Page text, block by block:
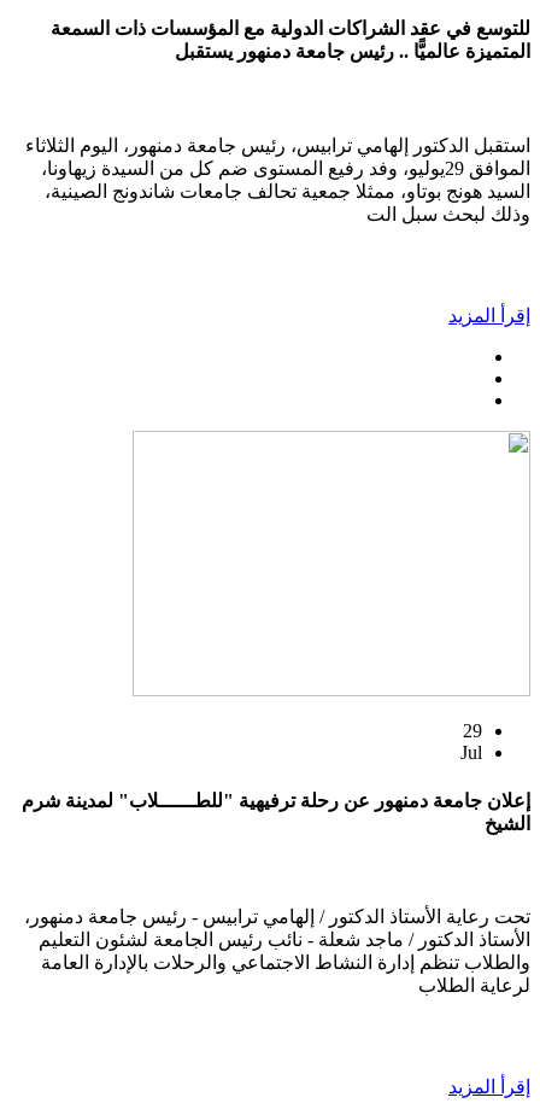
للتوسع في عقد الشراكات الدولية مع المؤسسات ذات السمعة
المتميزة عالميًّا .. رئيس جامعة دمنهور يستقبل
استقبل الدكتور إلهامي ترابيس، رئيس جامعة دمنهور، اليوم الثلاثاء
الموافق 29يوليو، وفد رفيع المستوى ضم كل من السيدة زيهاونا،
السيد هونج بوتاو، ممثلا جمعية تحالف جامعات شاندونج الصينية،
وذلك لبحث سبل الت
إقرأ المزيد
29
Jul
إعلان جامعة دمنهور عن رحلة ترفيهية "للطــــــلاب" لمدينة شرم
الشيخ
تحت رعاية الأستاذ الدكتور / إلهامي ترابيس - رئيس جامعة دمنهور،
الأستاذ الدكتور / ماجد شعلة - نائب رئيس الجامعة لشئون التعليم
والطلاب تنظم إدارة النشاط الاجتماعي والرحلات بالإدارة العامة
لرعاية الطلاب
إقرأ المزيد